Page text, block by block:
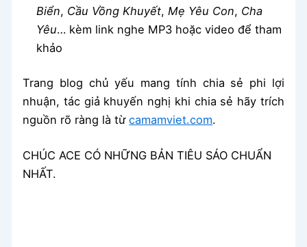
Biển, Cầu Vồng Khuyết, Mẹ Yêu Con, Cha
Yêu… kèm link nghe MP3 hoặc video để tham
khảo
Trang blog chủ yếu mang tính chia sẻ phi lợi
nhuận, tác giả khuyến nghị khi chia sẻ hãy trích
nguồn rõ ràng là từcamamviet.com.
CHÚC ACE CÓ NHỮNG BẢN TIÊU SÁO CHUẨN
NHẤT.